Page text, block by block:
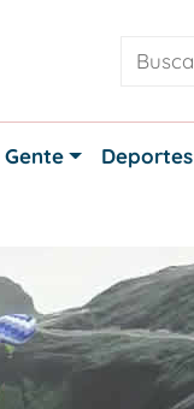
Gente Deportes